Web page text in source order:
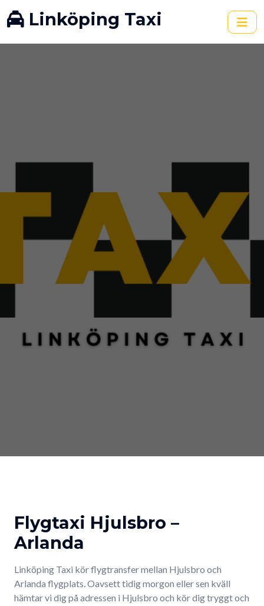
Linköping Taxi
Flygtaxi Hjulsbro –
Arlanda
Linköping Taxi kör flygtransfer mellan Hjulsbro och
Arlanda flygplats. Oavsett tidig morgon eller sen kväll
hämtar vi dig på adressen i Hjulsbro och kör dig tryggt och